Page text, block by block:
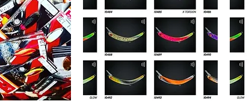
area.com